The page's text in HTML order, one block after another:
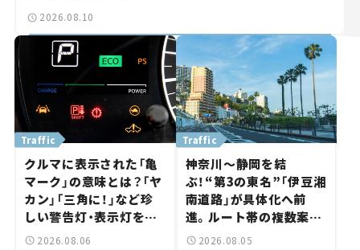
2026.08.10
クルマに表示された「亀
マーク」の意味とは？「ヤ
カン」「三角に！」など珍
しい警告灯・表示灯を解
説。 意外と便利なマーク
Traffic
2026.08.06
神奈川～静岡を結
ぶ！“第3の東名”「伊豆湘
南道路」が具体化へ前
進。ルート帯の複数案検
討へ。熱海まで信号ゼロ
Traffic
2026.08.05